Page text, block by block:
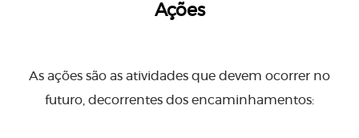
Ações
As ações são as atividades que devem ocorrer no
futuro, decorrentes dos encaminhamentos: